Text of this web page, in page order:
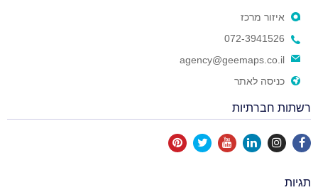
איזור מרכז
072-3941526
agency@geemaps.co.il
כניסה לאתר
רשתות חברתיות
תגיות